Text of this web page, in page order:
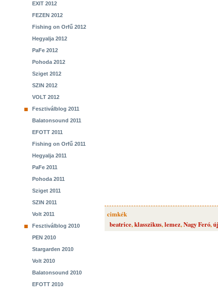
EXIT 2012
FEZEN 2012
Fishing on Orfű 2012
Hegyalja 2012
PaFe 2012
Pohoda 2012
Sziget 2012
SZIN 2012
VOLT 2012
Fesztiválblog 2011
Balatonsound 2011
EFOTT 2011
Fishing on Orfű 2011
Hegyalja 2011
PaFe 2011
Pohoda 2011
Sziget 2011
SZIN 2011
Volt 2011
Fesztiválblog 2010
PEN 2010
Stargarden 2010
Volt 2010
Balatonsound 2010
EFOTT 2010
cimkék
beatrice,klasszikus,lemez,Nagy Feró,